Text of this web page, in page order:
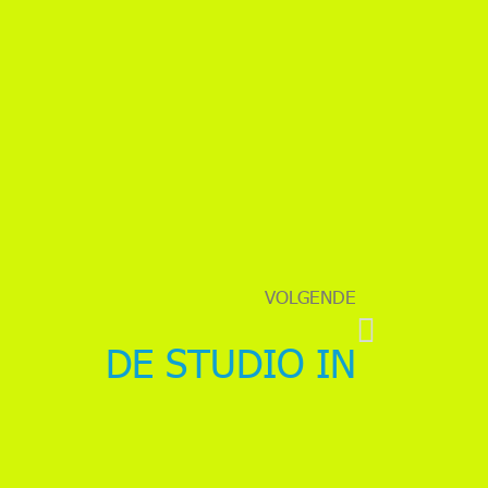
VOLGENDE
DE STUDIO IN